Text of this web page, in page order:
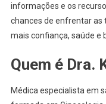
informações e os
chances de enfrentar
mais confiança, saúde e
Quem é Dra.
Médica especialista em